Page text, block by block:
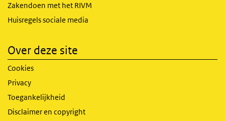
Zakendoen met het RIVM
Huisregels sociale media
Over deze site
Cookies
Privacy
Toegankelijkheid
Disclaimer en copyright